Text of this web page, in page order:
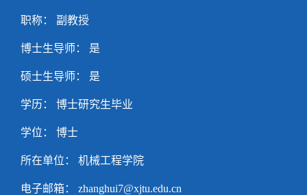
职称： 副教授
博士生导师： 是
硕士生导师： 是
学历： 博士研究生毕业
学位： 博士
所在单位： 机械工程学院
电子邮箱： zhanghui7@xjtu.edu.cn